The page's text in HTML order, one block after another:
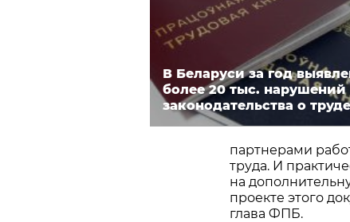
В Беларуси за год
более 20 тыс. нарушений
законодательства о труде
партнерами
труда. И
на
проекте этого
глава ФПБ.